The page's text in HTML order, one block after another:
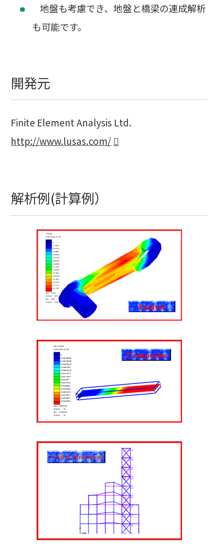
地盤も考慮でき、地盤と橋梁の連成解析
も可能です。
開発元
Finite Element Analysis Ltd.
http://www.lusas.com/
解析例(計算例）